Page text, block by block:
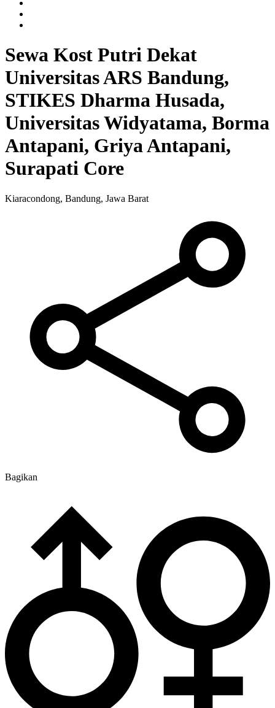
Sewa Kost Putri Dekat
Universitas ARS Bandung,
STIKES Dharma Husada,
Universitas Widyatama, Borma
Antapani, Griya Antapani,
Surapati Core
Kiaracondong, Bandung, Jawa Barat
Bagikan